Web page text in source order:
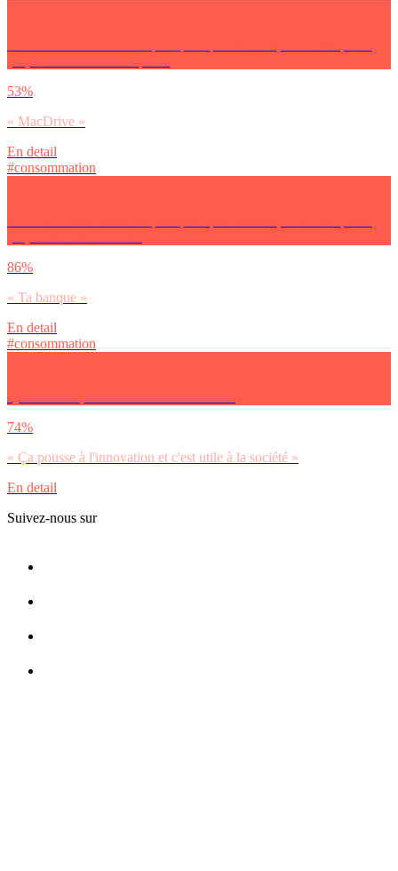
53%
« MacDrive »
En detail
#consommation
86%
« Ta banque »
En detail
#consommation
74%
« Ça pousse à l'innovation et c'est utile à la société »
En detail
Suivez-nous sur